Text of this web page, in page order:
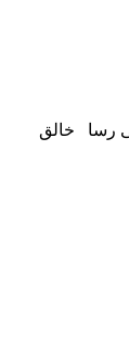
سال چاپ: ۱۳۹۷/ ناشر: موسسه خدمات فرهنگی رسا خالق